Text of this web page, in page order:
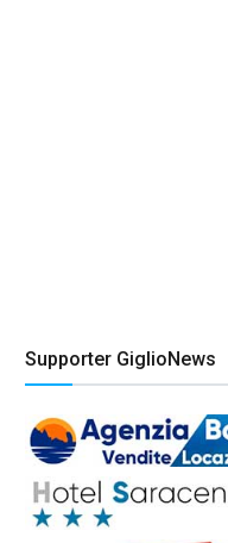
Supporter GiglioNews